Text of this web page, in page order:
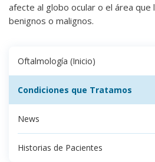
afecte al globo ocular o el área que
benignos o malignos.
Oftalmología (Inicio)
Condiciones que Tratamos
News
Historias de Pacientes